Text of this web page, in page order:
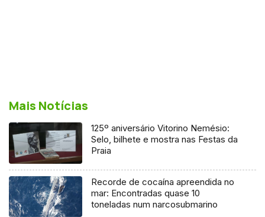
Mais Notícias
125º aniversário Vitorino Nemésio:
Selo, bilhete e mostra nas Festas da
Praia
Recorde de cocaína apreendida no
mar: Encontradas quase 10
toneladas num narcosubmarino